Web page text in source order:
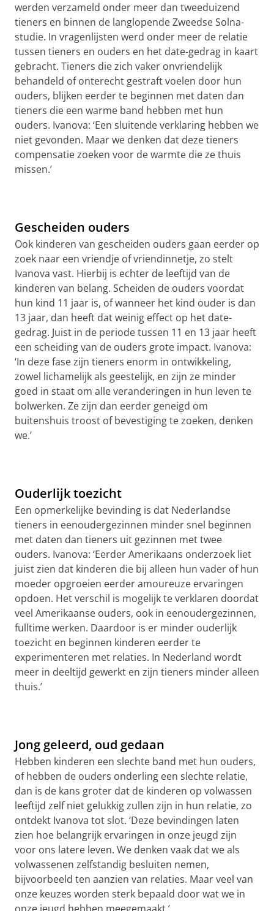
werden verzameld onder meer dan tweeduizend
tieners en binnen de langlopende ZweedseSolna-
studie. In vragenlijsten werd onder meer de relatie
tussen tieners en ouders en het date-gedrag in kaart
gebracht. Tieners die zich vaker onvriendelijk
behandeld of onterecht gestraft voelen door hun
ouders, blijken eerder te beginnen met daten dan
tieners die een warme band hebben met hun
ouders. Ivanova: ‘Een sluitende verklaring hebben we
niet gevonden. Maar we denken dat deze tieners
compensatie zoeken voor de warmte die ze thuis
missen.’
Gescheiden ouders
Ook kinderen van gescheiden ouders gaan eerder op
zoek naar een vriendje of vriendinnetje, zo stelt
Ivanova vast. Hierbij is echter de leeftijd van de
kinderen van belang. Scheiden de ouders voordat
hun kind 11 jaar is, of wanneer het kind ouder is dan
13 jaar, dan heeft dat weinig effect op het date-
gedrag. Juist in de periode tussen 11 en 13 jaar heeft
een scheiding van de ouders grote impact. Ivanova:
‘In deze fase zijn tieners enorm in ontwikkeling,
zowel lichamelijk als geestelijk, en zijn ze minder
goed in staat om alle veranderingen in hun leven te
bolwerken. Ze zijn dan eerder geneigd om
buitenshuis troost of bevestiging te zoeken, denken
we.’
Ouderlijk toezicht
Een opmerkelijke bevinding is dat Nederlandse
tieners in eenoudergezinnen minder snel beginnen
met daten dan tieners uit gezinnen met twee
ouders. Ivanova: ‘Eerder Amerikaans onderzoek liet
juist zien dat kinderen die bij alleen hun vader of hun
moeder opgroeien eerder amoureuze ervaringen
opdoen. Het verschil is mogelijk te verklaren doordat
veel Amerikaanse ouders, ook in eenoudergezinnen,
fulltime werken. Daardoor is er minder ouderlijk
toezicht en beginnen kinderen eerder te
experimenteren met relaties. In Nederland wordt
meer in deeltijd gewerkt en zijn tieners minder alleen
thuis.’
Jong geleerd, oud gedaan
Hebben kinderen een slechte band met hun ouders,
of hebben de ouders onderling een slechte relatie,
dan is de kans groter dat de kinderen op volwassen
leeftijd zelf niet gelukkig zullen zijn in hun relatie, zo
ontdekt Ivanova tot slot. ‘Deze bevindingen laten
zien hoe belangrijk ervaringen in onze jeugd zijn
voor ons latere leven. We denken vaak dat we als
volwassenen zelfstandig besluiten nemen,
bijvoorbeeld ten aanzien van relaties. Maar veel van
onze keuzes worden sterk bepaald door wat we in